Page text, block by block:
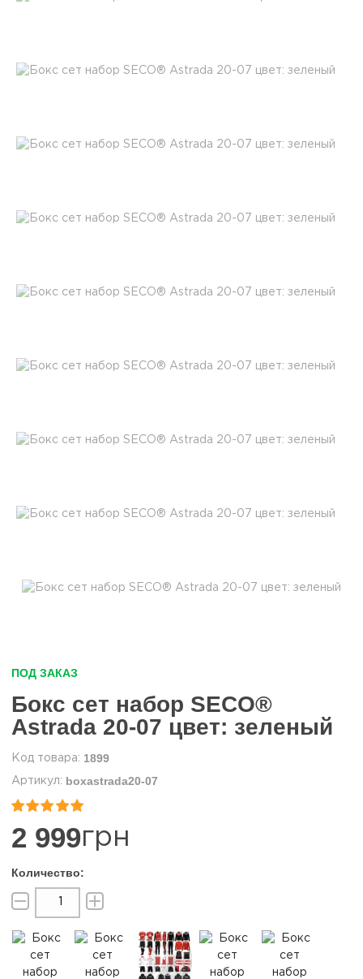
ПОД ЗАКАЗ
Бокс сет набор SECO®
Astrada 20-07 цвет: зеленый
1899
boxastrada20-07


2 999грн